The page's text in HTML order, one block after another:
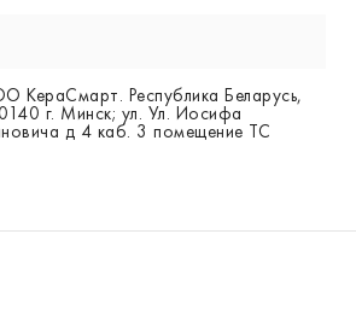
КераСмарт. Республика Беларусь,
г. Минск; ул. Ул. Иосифа
д 4 каб. 3 помещение ТС